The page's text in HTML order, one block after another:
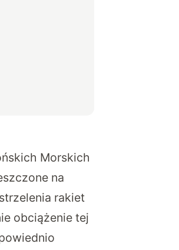
Morskich
na
rakiet
obciążenie tej